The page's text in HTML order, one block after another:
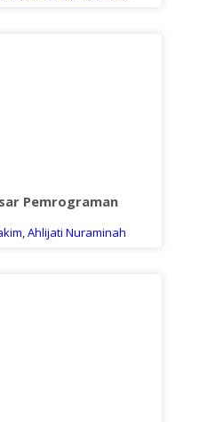
Pemrograman
Ahlijati Nuraminah